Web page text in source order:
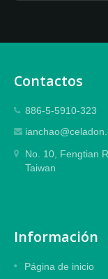
Contactos
886-5-5910-323
No. 10, Fengtian
Taiwan
Información
Página de inicio